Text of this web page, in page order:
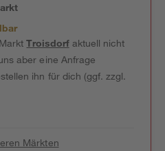
Troisdorfaktuell nicht
aber eine Anfrage
ihn für dich (ggf. zzgl.
Märkten